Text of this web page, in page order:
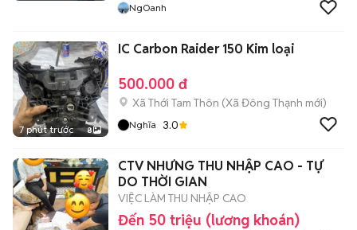
NgOanh
7 phút trước 8
IC Carbon Raider 150 Kim loại
500.000 đ
Xã Thới Tam Thôn (Xã Đông Thạnh mới)
Nghĩa 3.0
CTV NHƯNG THU NHẬP CAO - TỰ
DO THỜI GIAN
VIỆC LÀM THU NHẬP CAO
Đến 50 triệu (lương khoán)